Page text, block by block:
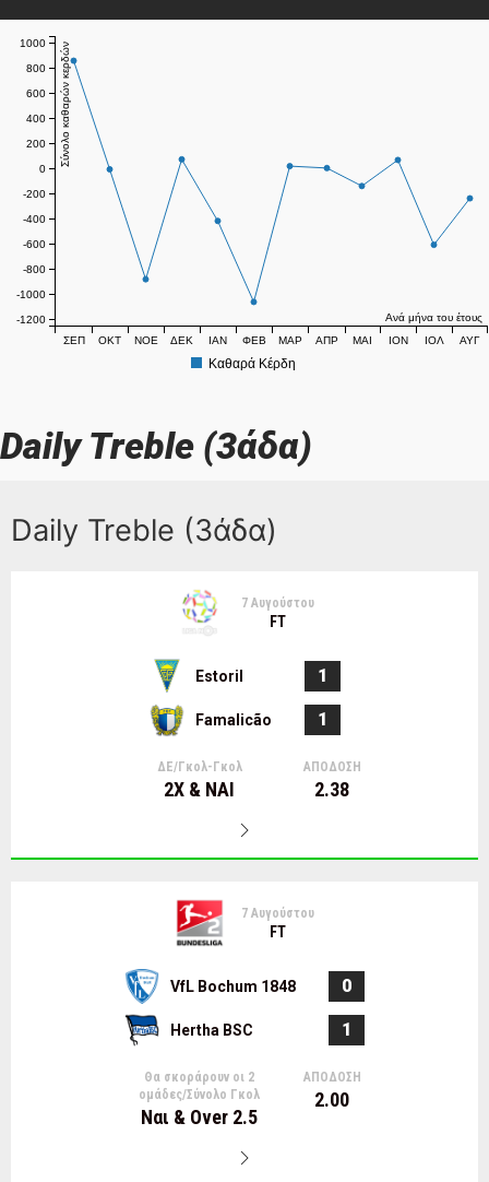
Ανά μήνα του έτους
ΣΕΠ ΟΚΤ ΝΟΕ ΔΕΚ ΙΑΝ ΦΕΒ ΜΑΡ ΑΠΡ ΜΑΙ ΙΟΝ ΙΟΛ ΑΥΓ
Σύνολο καθαρών κερδών
-1200
-1000
-800
-600
-400
-200
0
200
400
600
800
1000
Καθαρά Κέρδη
Daily Treble (3άδα)
Daily Treble (3άδα)
7 Αυγούστου
FT
Estoril
Famalicão
1
1
ΔΕ/Γκολ-Γκολ
2Χ & ΝΑΙ
ΑΠΟΔΟΣΗ
2.38
7 Αυγούστου
FT
VfL Bochum 1848
Hertha BSC
0
1
Θα σκοράρουν οι 2
ομάδες/Σύνολο Γκολ
Ναι & Over 2.5
ΑΠΟΔΟΣΗ
2.00